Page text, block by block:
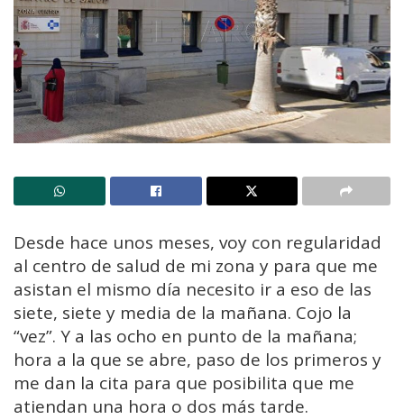
Desde hace unos meses, voy con regularidad
al centro de salud de mi zona y para que me
asistan el mismo día necesito ir a eso de las
siete, siete y media de la mañana. Cojo la
“vez”. Y a las ocho en punto de la mañana;
hora a la que se abre, paso de los primeros y
me dan la cita para que posibilita que me
atiendan una hora o dos más tarde.